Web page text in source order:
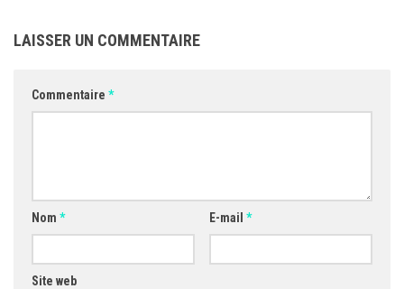
LAISSER UN COMMENTAIRE
Commentaire *
Nom * E-mail *
Site web